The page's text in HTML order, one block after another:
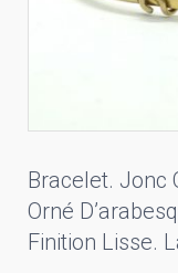
Bracelet. Jonc
Orné
Finition Lisse.